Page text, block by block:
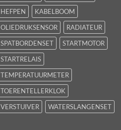
HEFPEN
KABELBOOM
OLIEDRUKSENSOR
RADIATEUR
SPATBORDENSET
STARTMOTOR
STARTRELAIS
TEMPERATUURMETER
TOERENTELLERKLOK
VERSTUIVER
WATERSLANGENSET